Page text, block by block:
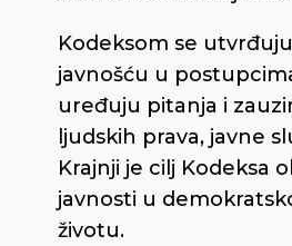
Kodeksom se
javnošću u
uređuju pitanja i
ljudskih prava, javne
Krajnji je cilj Kodeksa
javnosti u
životu.